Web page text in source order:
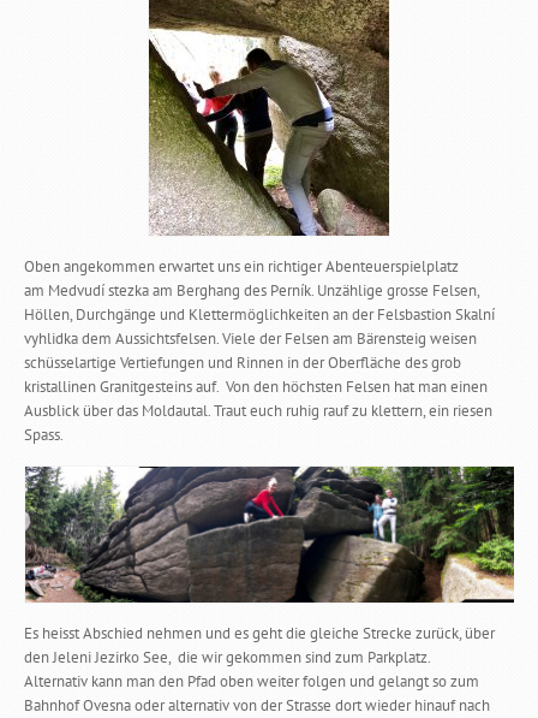
Oben angekommen erwartet uns ein richtiger Abenteuerspielplatz
am Medvudí stezka am Berghang des Perník. Unzählige grosse Felsen,
Höllen, Durchgänge und Klettermöglichkeiten an der Felsbastion Skalní
vyhlidka dem Aussichtsfelsen. Viele der Felsen am Bärensteig weisen
schüsselartige Vertiefungen und Rinnen in der Oberfläche des grob
kristallinen Granitgesteins auf. Von den höchsten Felsen hat man einen
Ausblick über das Moldautal. Traut euch ruhig rauf zu klettern, ein riesen
Spass.
Es heisst Abschied nehmen und es geht die gleiche Strecke zurück, über
den Jeleni Jezirko See, die wir gekommen sind zum Parkplatz.
Alternativ kann man den Pfad oben weiter folgen und gelangt so zum
Bahnhof Ovesna oder alternativ von der Strasse dort wieder hinauf nach